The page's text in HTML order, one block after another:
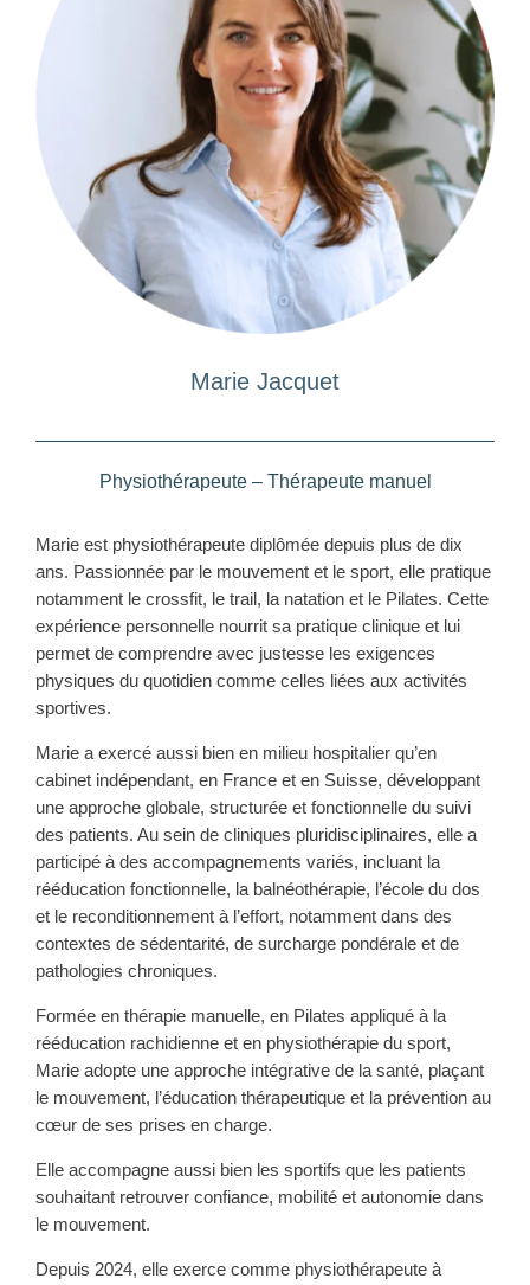
Marie Jacquet
Physiothérapeute – Thérapeute manuel
Marie est physiothérapeute diplômée depuis plus de dix
ans. Passionnée par le mouvement et le sport, elle pratique
notamment le crossfit, le trail, la natation et le Pilates. Cette
expérience personnelle nourrit sa pratique clinique et lui
permet de comprendre avec justesse les exigences
physiques du quotidien comme celles liées aux activités
sportives.
Marie a exercé aussi bien en milieu hospitalier qu’en
cabinet indépendant, en France et en Suisse, développant
une approche globale, structurée et fonctionnelle du suivi
des patients. Au sein de cliniques pluridisciplinaires, elle a
participé à des accompagnements variés, incluant la
rééducation fonctionnelle, la balnéothérapie, l’école du dos
et le reconditionnement à l’effort, notamment dans des
contextes de sédentarité, de surcharge pondérale et de
pathologies chroniques.
Formée en thérapie manuelle, en Pilates appliqué à la
rééducation rachidienne et en physiothérapie du sport,
Marie adopte une approche intégrative de la santé, plaçant
le mouvement, l’éducation thérapeutique et la prévention au
cœur de ses prises en charge.
Elle accompagne aussi bien les sportifs que les patients
souhaitant retrouver confiance, mobilité et autonomie dans
le mouvement.
Depuis 2024, elle exerce comme physiothérapeute à